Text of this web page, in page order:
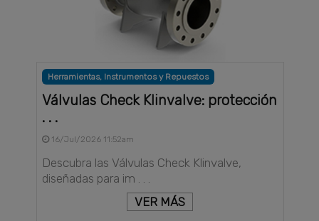
Herramientas, Instrumentos y Repuestos
Válvulas Check Klinvalve: protección
. . .
16/Jul/2026 11:52am
Descubra las Válvulas Check Klinvalve,
diseñadas para im . . .
VER MÁS